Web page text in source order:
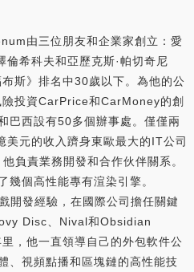
由三位朋友和企業家創立：愛
倫希科夫和亞歷克斯·帕切奇尼
斯》排名中30歲以下。為他的公
投資CarPrice和CarMoney的創
巴西設有50多個辦事處。僅僅兩
元的收入躋身東歐最大的IT公司
負責業務開發和合作伙伴關系。
個高性能專有渲染引擎。
開發經驗，在國際公司擔任關鍵
Disc、Nival和Obsidian
，他一直領導自己的外包軟件公
、視頻點播和區塊鏈的高性能技